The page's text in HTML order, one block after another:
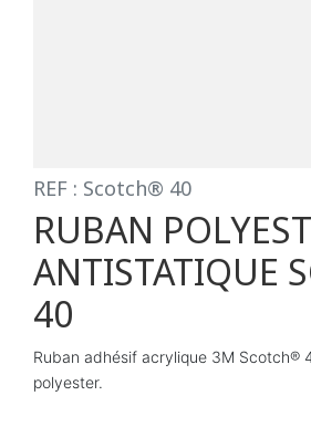
REF : Scotch® 40
RUBAN
ANTISTATIQUE
40
Ruban adhésif acrylique 3M Scotch®
polyester.